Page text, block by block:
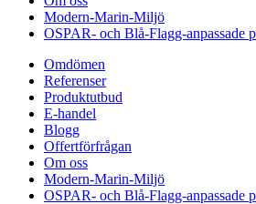
Modern-Marin-Miljö
OSPAR- och Blå-Flagg-anpassade
Omdömen
Referenser
Produktutbud
E-handel
Blogg
Offertförfrågan
Om oss
Modern-Marin-Miljö
OSPAR- och Blå-Flagg-anpassade